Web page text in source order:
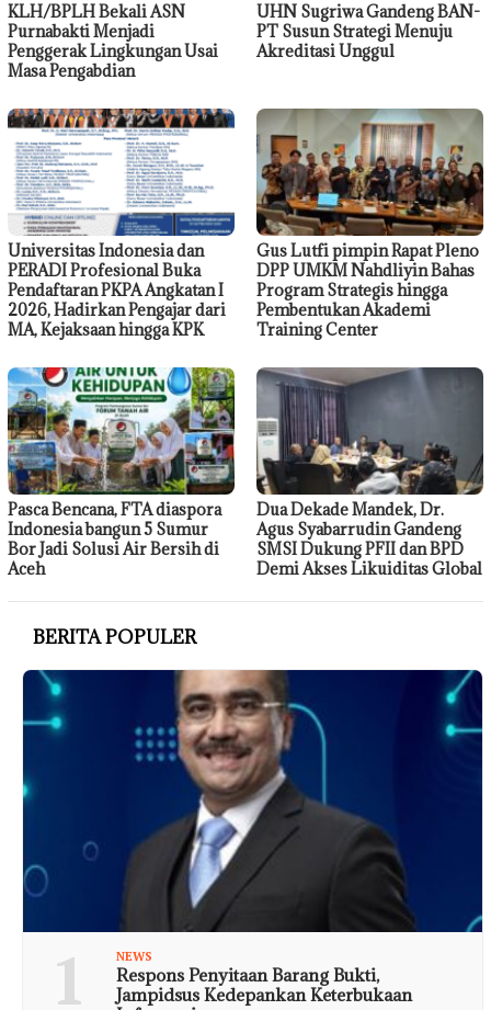
KLH/BPLH Bekali ASN
Purnabakti Menjadi
Penggerak Lingkungan Usai
Masa Pengabdian
UHN Sugriwa Gandeng BAN-
PT Susun Strategi Menuju
Akreditasi Unggul
Universitas Indonesia dan
PERADI Profesional Buka
Pendaftaran PKPA Angkatan I
2026, Hadirkan Pengajar dari
MA, Kejaksaan hingga KPK
Gus Lutfi pimpin Rapat Pleno
DPP UMKM Nahdliyin Bahas
Program Strategis hingga
Pembentukan Akademi
Training Center
Pasca Bencana, FTA diaspora
Indonesia bangun 5 Sumur
Bor Jadi Solusi Air Bersih di
Aceh
Dua Dekade Mandek, Dr.
Agus Syabarrudin Gandeng
SMSI Dukung PFII dan BPD
Demi Akses Likuiditas Global
BERITA POPULER
1 NEWS
Respons Penyitaan Barang Bukti,
Jampidsus Kedepankan Keterbukaan